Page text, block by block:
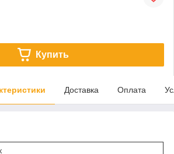
Купить
Доставка Оплата